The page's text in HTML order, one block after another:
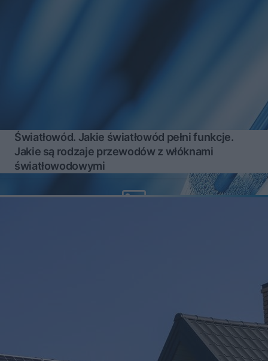
Światłowód. Jakie światłowód pełni funkcje.
Jakie są rodzaje przewodów z włóknami
światłowodowymi